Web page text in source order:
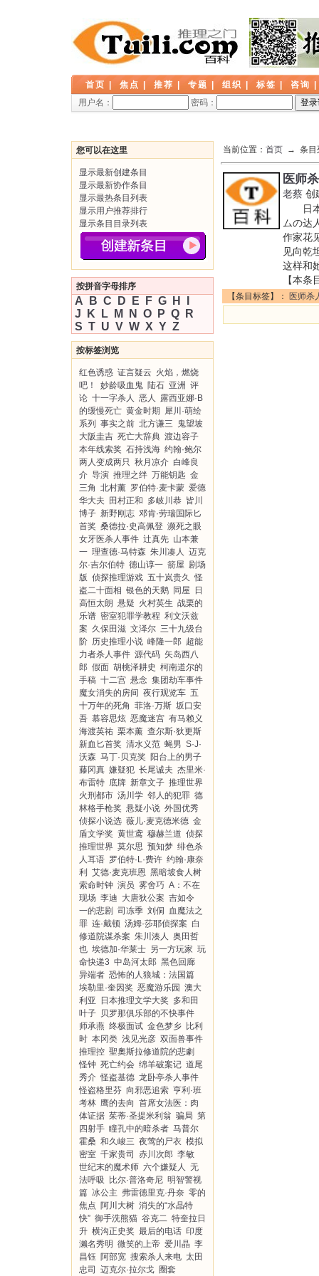
首页 焦点 推荐 专题 组织 标签 咨询
用户名：
密码：
您可以在这里
显示最新创建条目
显示最新协作条目
显示最热条目列表
显示用户推荐排行
显示条目目录列表
按拼音字母排序
A B C D E F G H
J
K L M N O P Q
R
S T U V W X Y Z
按标签浏览
红色诱惑 证言疑云 火焰，燃烧
吧！
妙龄吸血鬼 陆石 亚洲 评
论 十一字杀人 恶人
露西亚娜·B
的缓慢死亡 黄金时期 犀川·萌绘
系列
事实之前 北方谦三
鬼望坡
大阪圭吉 死亡大辞典 渡边容子
本年线索奖 石持浅海 约翰·鲍尔
两人变成两只 秋月凉介 白峰良
介 导演 推理之绊 万能钥匙 金
三角 北村薰 罗伯特·麦卡蒙 爱德
华大夫
田村正和 多岐川恭 皆川
博子 新野刚志 邓肯·劳瑞国际匕
首奖 桑德拉·史高佩登 濒死之眼
女牙医杀人事件 辻真先 山本兼
一 理查德·马特森 朱川凑人 迈克
尔·吉尔伯特 德山谆一 箭屋 剧场
版 侦探推理游戏 五十岚贵久 怪
盗二十面相 银色的天鹅 同屋
日
高恒太朗 悬疑 火村英生 战栗的
乐谱 密室犯罪学教程 利文沃兹
案 久保田滋 文泽尔 三十九级台
阶 历史推理小说 峰隆一郎 超能
力者杀人事件 源代码 矢岛西八
郎 假面 胡桃泽耕史 柯南道尔的
手稿 十二宫 悬念 集团劫车事件
魔女消失的房间 夜行观览车 五
十万年的死角 菲洛·万斯 坂口安
吾 慕容思炫 恶魔迷宫 有马赖义
海渡英祐 栗本薰 查尔斯·狄更斯
新血匕首奖 清水义范 蝇男 S·J·
沃森 马丁·贝克奖
阳台上的男子
藤冈真 嫌疑犯 长尾诚夫 杰里米·
布雷特 底牌 新章文子 推理世界
火刑都市 汤川学 邻人的犯罪 德
林格手枪奖 悬疑小说 外国优秀
侦探小说选 薇儿·麦克德米德 金
盾文学奖 黄世鸢 穆赫兰道 侦探
推理世界 莫尔思 预知梦 绯色杀
人耳语 罗伯特·L·费许 约翰·康奈
利
艾德·麦克班恩 黑暗坡食人树
索命时钟 演员 雾舍巧 A：不在
现场 李迪 大唐狄公案 吉如令
一的悲剧 司冻季 刘侗
血魔法之
罪 连·戴顿 汤姆·莎耶侦探案 白
修道院谋杀案 朱川湊人 奥田哲
也 埃德加·华莱士 另一方玩家 玩
命快递3 中岛河太郎 黑色回廊
异端者 恐怖的人狼城：法国篇
埃勒里·奎因奖 恶魔游乐园 澳大
利亚
日本推理文学大奖 多和田
叶子 贝罗那俱乐部的不快事件
师承燕 终极面试 金色梦乡 比利
时 本冈类 浅见光彦 双面兽事件
推理控 聖奧斯拉修道院的悲劇
怪钟 死亡约会 绵羊破案记 道尾
秀介 怪盗基德 龙卧亭杀人事件
怪盗格里芬 向邪恶追索 亨利·班
考林 鹰的去向 首席女法医：肉
体证据 茱蒂·圣提米利翁 骗局 第
四射手 瞳孔中的暗杀者 马普尔
霍桑 和久峻三 夜莺的尸衣 模拟
密室 千家贵司 赤川次郎 李敏
世纪末的魔术师 六个嫌疑人 无
法呼吸
比尔·普洛奇尼 明智警视
篇 冰公主 弗雷德里克·丹奈 零的
焦点 阿川大树 消失的“水晶特
快” 御手洗熊猫 谷克二 特奎拉日
升 横沟正史奖 最后的电话 印度
濑名秀明 微笑的上帝 爱川晶 李
昌钰 阿部宽 搜索杀人来电 太田
忠司
迈克尔·拉尔戈 圈套
当前位置： 首页 → 条目
医师
老蔡 创
日本
ムの
作家花
见向乾
这样和
【本条
【条目标签】： 医师杀